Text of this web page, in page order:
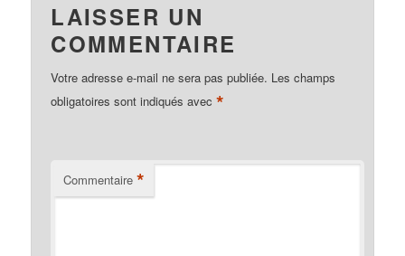
LAISSER UN
COMMENTAIRE
Votre adresse e-mail ne sera pas publiée. Les champs
obligatoires sont indiqués avec*
Commentaire *